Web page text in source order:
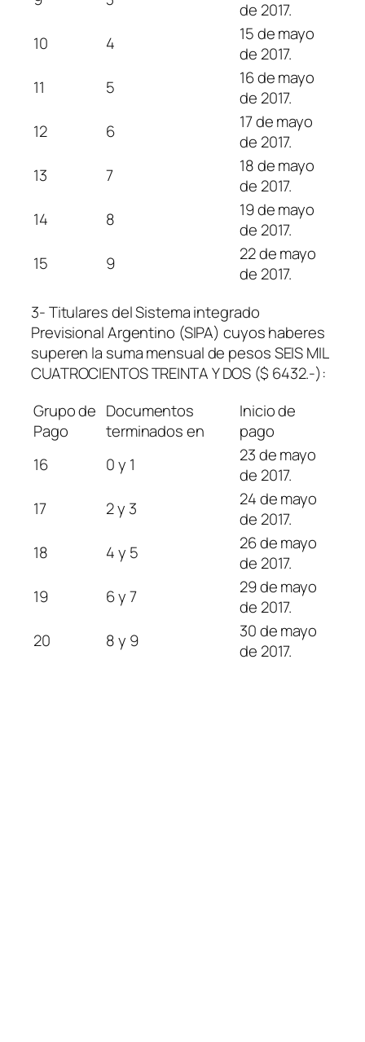
de 2017.
10
4
15 de mayo
de 2017.
11
5
16 de mayo
de 2017.
12
6
17 de mayo
de 2017.
13
7
18 de mayo
de 2017.
14
8
19 de mayo
de 2017.
15
9
22 de mayo
de 2017.
3- Titulares del Sistema integrado
Previsional Argentino (SIPA) cuyos haberes
superen la suma mensual de pesos SEIS MIL
CUATROCIENTOS TREINTA Y DOS ($ 6432.-):
Grupo de
Pago
Documentos
terminados en
Inicio de
pago
16
0 y 1
23 de mayo
de 2017.
17
2 y 3
24 de mayo
de 2017.
18
4 y 5
26 de mayo
de 2017.
19
6 y 7
29 de mayo
de 2017.
20
8 y 9
30 de mayo
de 2017.